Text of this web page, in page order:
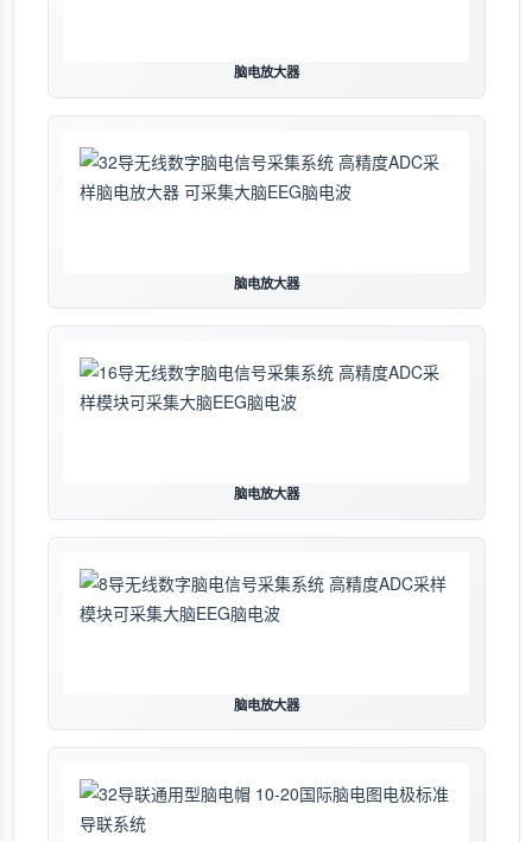
脑电放大器
脑电放大器
脑电放大器
脑电放大器